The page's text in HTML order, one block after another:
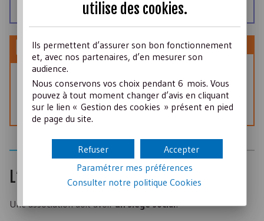
ou ayant modifié leurs statuts depuis 1995.
CONSEIL
Déposer le nom et le logo de votre association
tant que marque auprès de l’INPIpermet de bénéficier
d’une protection supplémentaire (notamment en
bénéficiant de l’action en contrefaçon).
L’adresse de l’association
Une association doit avoirun siège social.
utilise des cookies.
Ils permettent d’assurer son bon fonctionnement
et, avec nos partenaires, d’en mesurer son
audience.
Nous conservons vos choix pendant 6 mois. Vous
pouvez à tout moment changer d’avis en cliquant
sur le lien « Gestion des cookies » présent en pied
de page du site.
Accepter
Refuser
Paramétrer mes préférences
Consulter notre politiqueCookies